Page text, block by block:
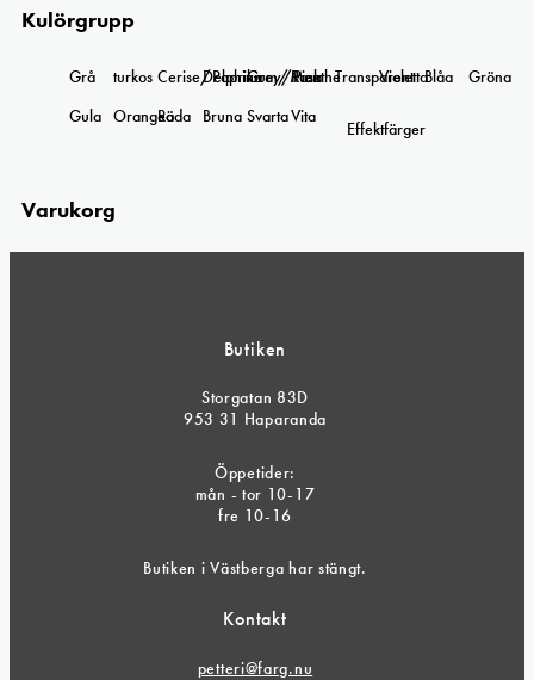
Kulörgrupp
Grå turkos Cerise/Paprika
Delphinium/Menthe
Grey/Pink
Rosa Transparent
ViolettaBlåa
Gröna
Gula OrangeaRöda Bruna SvartaVita
Effektfärger
Varukorg
Butiken
Storgatan 83D
953 31 Haparanda
Öppetider:
mån - tor 10-17
fre 10-16
Butiken i Västberga har stängt.
Kontakt
petteri@farg.nu